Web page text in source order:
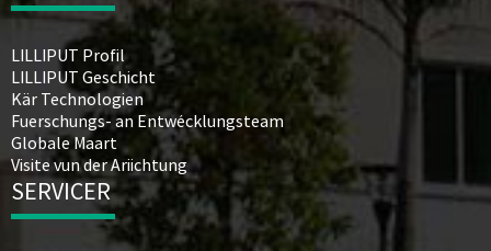
LILLIPUT Profil
LILLIPUT Geschicht
Kär Technologien
Fuerschungs- an Entwécklungsteam
Globale Maart
Visite vun der Ariichtung
SERVICER